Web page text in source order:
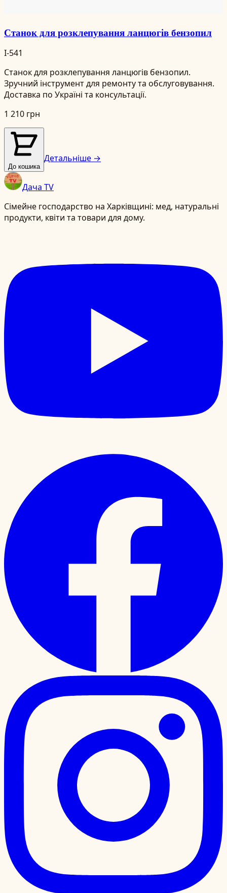
Станок для розклепування ланцюгів бензопил
I-541
Станок для розклепування ланцюгів бензопил.
Зручний інструмент для ремонту та обслуговування.
Доставка по Україні та консультації.
1 210 грн
До кошика
Детальніше →
Дача TV
Сімейне господарство на Харківщині: мед, натуральні
продукти, квіти та товари для дому.